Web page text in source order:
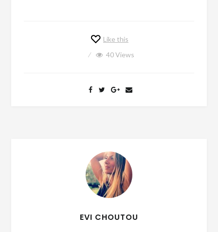
Like this
40Views
EVI CHOUTOU